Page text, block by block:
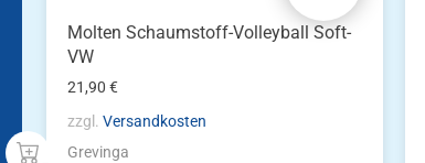
Molten Schaumstoff-Volleyball Soft-
VW
21,90€
zzgl.Versandkosten
Grevinga